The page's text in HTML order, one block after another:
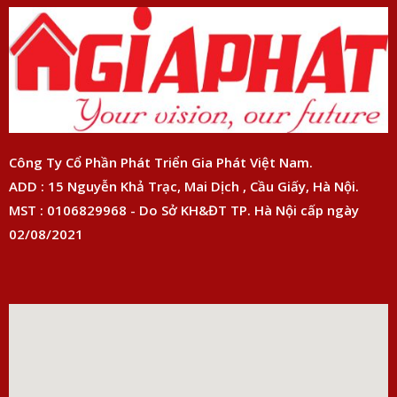
Công Ty Cổ Phần Phát Triển Gia Phát Việt Nam.
ADD : 15 Nguyễn Khả Trạc, Mai Dịch , Cầu Giấy, Hà Nội.
MST : 0106829968 - Do Sở KH&ĐT TP. Hà Nội cấp ngày
02/08/2021